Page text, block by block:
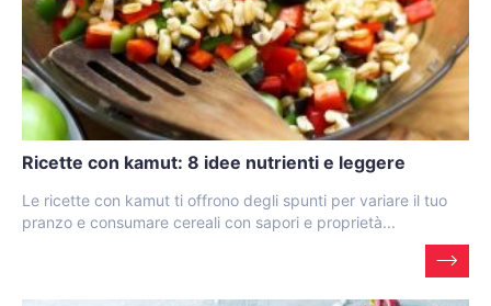
Ricette con kamut: 8 idee nutrienti e leggere
Le ricette con kamut ti offrono degli spunti per variare il tuo
pranzo e consumare cereali con sapori e proprietà...